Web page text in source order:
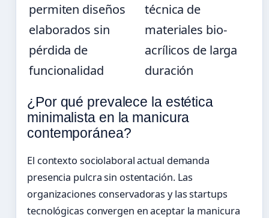
permiten diseños
elaborados sin
pérdida de
funcionalidad
técnica de
materiales bio-
acrílicos de larga
duración
¿Por qué prevalece la estética
minimalista en la manicura
contemporánea?
El contexto sociolaboral actual demanda
presencia pulcra sin ostentación. Las
organizaciones conservadoras y las startups
tecnológicas convergen en aceptar la manicura